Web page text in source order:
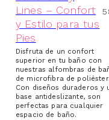
COJINES (THROW
CORTINAS DE
DELANTALES
EDREDONES
FUNDAS
IMANES (MAGNETS)
POSAVASOS
Lines – Confort
y Estilo para tus
Pies
Disfruta de un confort
superior en tu baño con
nuestras alfombras de
de microfibra de poliéster.
Con diseños duraderos y
base antideslizante, son
perfectas para cualquier
espacio de baño.